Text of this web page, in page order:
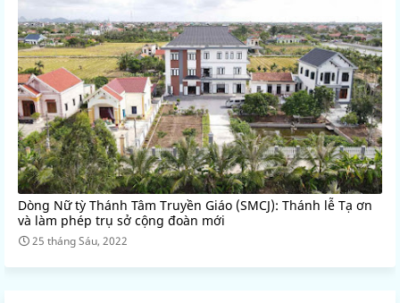
Dòng Nữ tỳ Thánh Tâm Truyền Giáo (SMCJ): Thánh lễ Tạ ơn
và làm phép trụ sở cộng đoàn mới
25 tháng Sáu, 2022